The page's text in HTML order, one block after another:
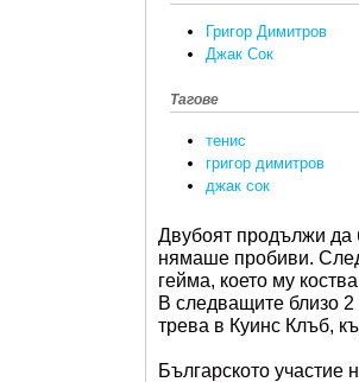
Григор Димитров
Джак Сок
Тагове
тенис
григор димитров
джак сок
Двубоят продължи да
нямаше пробиви.
гейма, което му
В следващите близо
трева в Куинс Клъб,
Българското участие